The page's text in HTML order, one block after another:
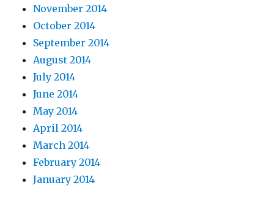
November 2014
October 2014
September 2014
August 2014
July 2014
June 2014
May 2014
April 2014
March 2014
February 2014
January 2014